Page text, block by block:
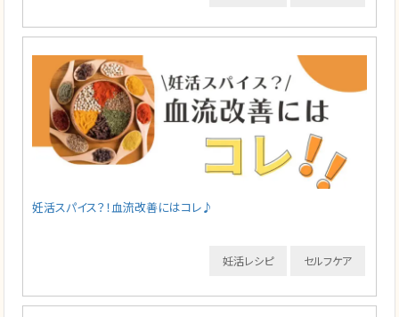
妊活スパイス？！血流改善にはコレ♪
セルフケア
妊活レシピ